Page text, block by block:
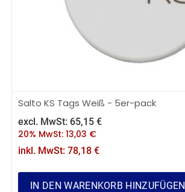
Salto KS Tags Weiß - 5er-pack
excl. MwSt: 65,15 €
20% MwSt: 13,03 €
inkl. MwSt: 78,18 €
IN DEN WARENKORB HINZUFÜGEN